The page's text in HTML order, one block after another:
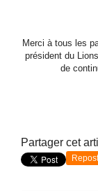
Merci à tous les
président du
de
Partager cet
Repost